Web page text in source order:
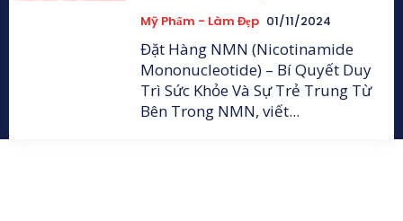
Mỹ Phẩm - Làm Đẹp 01/11/2024
Đặt Hàng NMN (Nicotinamide
Mononucleotide) – Bí Quyết Duy
Trì Sức Khỏe Và Sự Trẻ Trung Từ
Bên Trong NMN, viết...